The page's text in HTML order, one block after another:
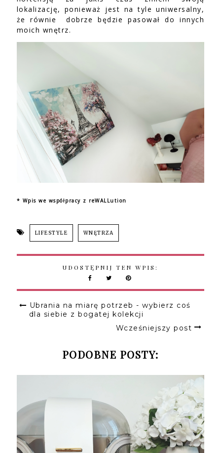
lokalizację, ponieważ jest na tyle uniwersalny,
że równie dobrze będzie pasował do innych
moich wnętrz.
* Wpis we współpracy z reWALLution
LIFESTYLE WNĘTRZA
UDOSTĘPNIJ TEN WPIS:
Ubrania na miarę potrzeb - wybierz coś
dla siebie z bogatej kolekcji
Wcześniejszy post
PODOBNE POSTY: